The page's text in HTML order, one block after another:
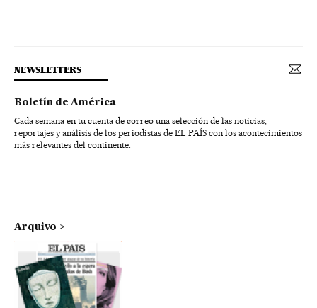
NEWSLETTERS
Boletín de América
Cada semana en tu cuenta de correo una selección de las noticias,
reportajes y análisis de los periodistas de EL PAÍS con los acontecimientos
más relevantes del continente.
Arquivo